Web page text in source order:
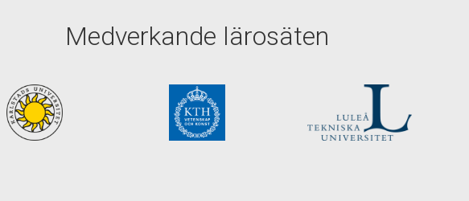
Medverkande lärosäten